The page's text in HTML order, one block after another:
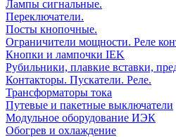
Лампы сигнальные.
Переключатели.
Посты кнопочные.
Ограничители мощности. Реле
Кнопки и лампочки IEK
Рубильники, плавкие вставки,
Контакторы. Пускатели. Реле.
Трансформаторы тока
Путевые и пакетные выключатели
Модульное оборудование ИЭК
Обогрев и охлаждение